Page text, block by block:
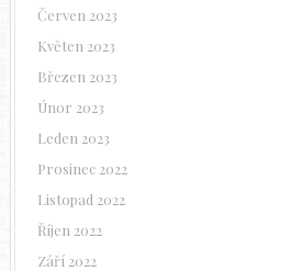
Červen 2023
Květen 2023
Březen 2023
Únor 2023
Leden 2023
Prosinec 2022
Listopad 2022
Říjen 2022
Září 2022